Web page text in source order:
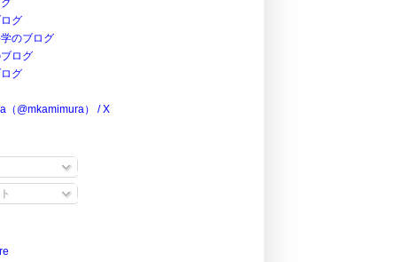
グ
のブログ
ログ
グ
（@mkamimura） / X